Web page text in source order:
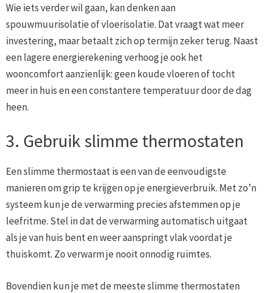
Wie iets verder wil gaan, kan denken aan
spouwmuurisolatie of vloerisolatie. Dat vraagt wat meer
investering, maar betaalt zich op termijn zeker terug. Naast
een lagere energierekening verhoog je ook het
wooncomfort aanzienlijk: geen koude vloeren of tocht
meer in huis en een constantere temperatuur door de dag
heen.
3. Gebruik slimme thermostaten
Een slimme thermostaat is een van de eenvoudigste
manieren om grip te krijgen op je energieverbruik. Met zo’n
systeem kun je de verwarming precies afstemmen op je
leefritme. Stel in dat de verwarming automatisch uitgaat
als je van huis bent en weer aanspringt vlak voordat je
thuiskomt. Zo verwarm je nooit onnodig ruimtes.
Bovendien kun je met de meeste slimme thermostaten